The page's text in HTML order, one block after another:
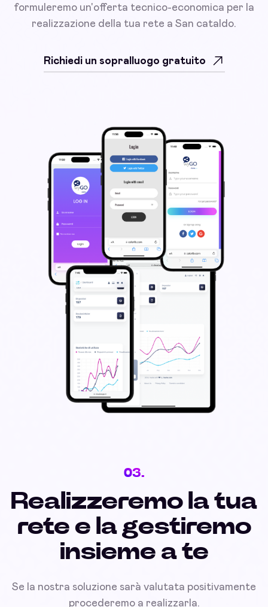
formuleremo un'offerta tecnico-economica per la
realizzazione della tua rete a San cataldo.
Richiedi un sopralluogo gratuito
03.
Realizzeremo la tua
rete e la gestiremo
insieme a te
Se la nostra soluzione sarà valutata positivamente
procederemo a realizzarla.